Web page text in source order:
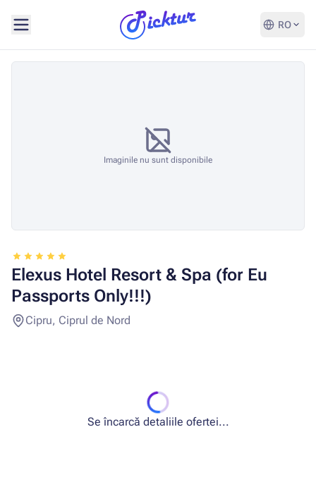
RO
Imaginile nu sunt disponibile
Elexus Hotel Resort & Spa (for Eu
Passports Only!!!)
Cipru, Ciprul de Nord
Se încarcă detaliile ofertei...